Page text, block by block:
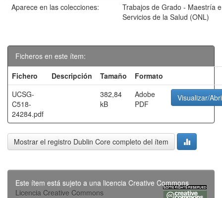
Aparece en las colecciones:
Trabajos de Grado - Maestría
Servicios de la Salud (ONL)
Ficheros en este ítem:
Fichero
Descripción Tamaño
Formato
UCSG-
C518-
24284.pdf
382,84
kB
Adobe
PDF
Visualizar/
Mostrar el registro Dublin Core completo del ítem
Este ítem está sujeto a una licencia Creative Commons
Licencia Creative Commons